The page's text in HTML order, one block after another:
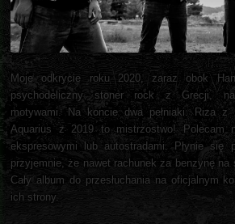
Moje odkrycie roku 2020, zaraz obok
psychodeliczny stoner rock z Grecji,
motywami. Na koncie dwa pełniaki. Riza
Aquarius z 2019 to mistrzostwo! Polecam
ekspresowymi lub autostradami. Płynie
przyjemnie, że nawet rachunek za benzynę na
Cały album do przesłuchania na oficjalnym
ich strony.